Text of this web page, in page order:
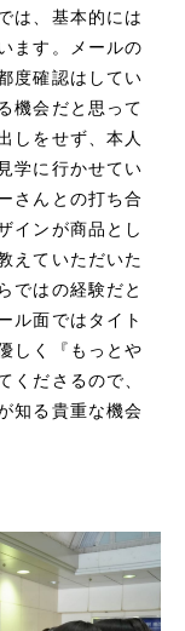
は、基本的には
ます。メールの
度確認はしてい
機会だと思って
しをせず、本人
学に行かせてい
さんとの打ち合
インが商品とし
えていただいた
ではの経験だと
ル面ではタイト
しく『もっとや
くださるので、
知る貴重な機会